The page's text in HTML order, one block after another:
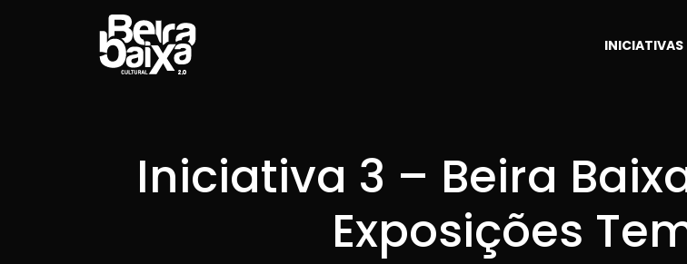
INICIATIVAS
Iniciativa 3 – Beira
Exposições